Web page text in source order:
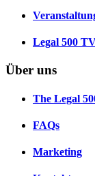
Legal 500
Über uns
The Legal
FAQs
Marketing